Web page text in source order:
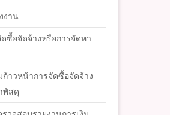
งาน
ซื้อจัดจ้างหรือการจัดหา
ก้าวหน้าการจัดซื้อจัดจ้าง
พัสดุ